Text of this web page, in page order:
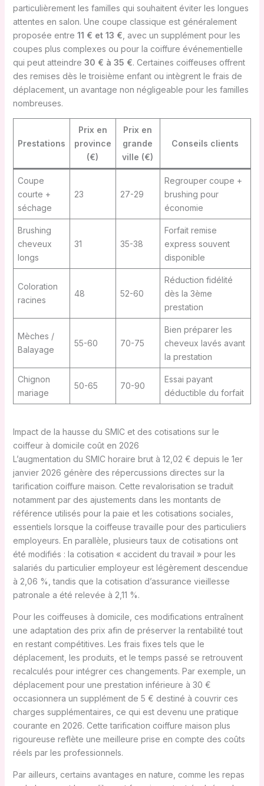
particulièrement les familles qui souhaitent éviter les longues
attentes en salon. Une coupe classique est généralement
proposée entre 11 € et 13 € , avec un supplément pour les
coupes plus complexes ou pour la coiffure événementielle
qui peut atteindre 30 € à 35 €. Certaines coiffeuses offrent
des remises dès le troisième enfant ou intègrent le frais de
déplacement, un avantage non négligeable pour les familles
nombreuses.
Prestations
Prix en
province
(€)
Prix en
grande
ville (€)
Conseils clients
Coupe
courte +
séchage
23 27-29
Regrouper coupe +
brushing pour
économie
Brushing
cheveux
longs
31 35-38
Forfait remise
express souvent
disponible
Coloration
racines
48 52-60
Réduction fidélité
dès la 3ème
prestation
Mèches /
Balayage
55-60 70-75
Bien préparer les
cheveux lavés avant
la prestation
Chignon
mariage
50-65 70-90
Essai payant
déductible du forfait
Impact de la hausse du SMIC et des cotisations sur le
coiffeur à domicile coût en 2026
L’augmentation du SMIC horaire brut à 12,02 € depuis le 1er
janvier 2026 génère des répercussions directes sur la
tarification coiffure maison. Cette revalorisation se traduit
notamment par des ajustements dans les montants de
référence utilisés pour la paie et les cotisations sociales,
essentiels lorsque la coiffeuse travaille pour des particuliers
employeurs. En parallèle, plusieurs taux de cotisations ont
été modifiés : la cotisation « accident du travail » pour les
salariés du particulier employeur est légèrement descendue
à 2,06 %, tandis que la cotisation d’assurance vieillesse
patronale a été relevée à 2,11 %.
Pour les coiffeuses à domicile, ces modifications entraînent
une adaptation des prix afin de préserver la rentabilité tout
en restant compétitives. Les frais fixes tels que le
déplacement, les produits, et le temps passé se retrouvent
recalculés pour intégrer ces changements. Par exemple, un
déplacement pour une prestation inférieure à 30 €
occasionnera un supplément de 5 € destiné à couvrir ces
charges supplémentaires, ce qui est devenu une pratique
courante en 2026. Cette tarification coiffure maison plus
rigoureuse reflète une meilleure prise en compte des coûts
réels par les professionnels.
Par ailleurs, certains avantages en nature, comme les repas